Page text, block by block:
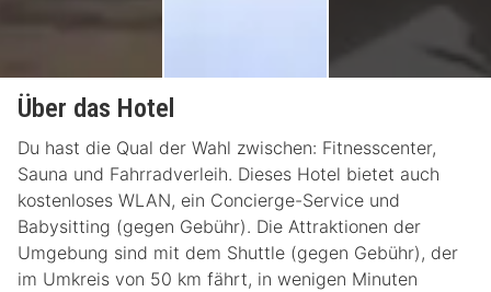
Über das Hotel
Du hast die Qual der Wahl zwischen: Fitnesscenter,
Sauna und Fahrradverleih. Dieses Hotel bietet auch
kostenloses WLAN, ein Concierge-Service und
Babysitting (gegen Gebühr). Die Attraktionen der
Umgebung sind mit dem Shuttle (gegen Gebühr), der
im Umkreis von 50 km fährt, in wenigen Minuten